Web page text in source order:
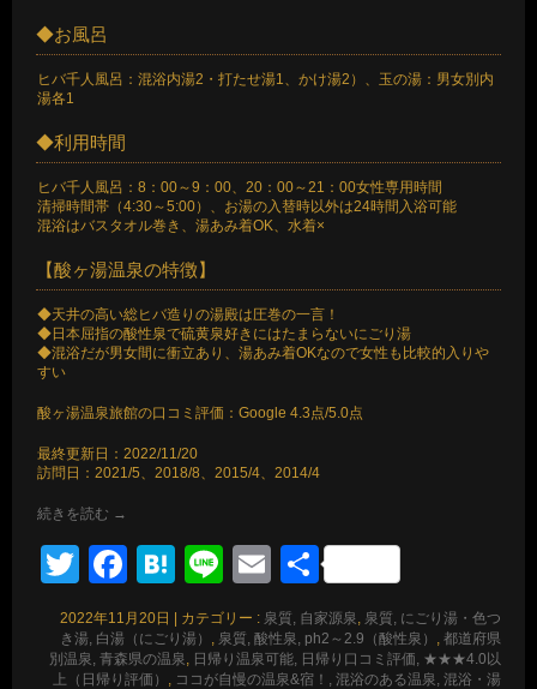
◆お風呂
ヒバ千人風呂：混浴内湯2・打たせ湯1、かけ湯2）、玉の湯：男女別内
湯各1
◆利用時間
ヒバ千人風呂：8：00～9：00、20：00～21：00女性専用時間
清掃時間帯（4:30～5:00）、お湯の入替時以外は24時間入浴可能
混浴はバスタオル巻き、湯あみ着OK、水着×
【酸ヶ湯温泉の特徴】
◆天井の高い総ヒバ造りの湯殿は圧巻の一言！
◆日本屈指の酸性泉で硫黄泉好きにはたまらないにごり湯
◆混浴だが男女間に衝立あり、湯あみ着OKなので女性も比較的入りや
すい
酸ヶ湯温泉旅館の口コミ評価：Google 4.3点/5.0点
最終更新日：2022/11/20
訪問日：2021/5、2018/8、2015/4、2014/4
続きを読む →
TwitterFacebook
Hatena
LineEmail
共
有
2022年11月20日 | カテゴリー : 泉質, 自家源泉 泉質, にごり湯・色つ
き湯, 白湯（にごり湯）
泉質, 酸性泉, ph2～2.9（酸性泉）
都道府県
別温泉, 青森県の温泉
日帰り温泉可能, 日帰り口コミ評価, ★★★4.0以
上（日帰り評価）
ココが自慢の温泉&宿！, 混浴のある温泉, 混浴・湯